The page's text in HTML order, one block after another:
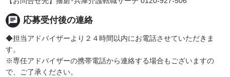
chat 応募受付後の連絡
◆担当アドバイザーより２４時間以内にお電話させていただきま
す。
※専任アドバイザーの携帯電話から連絡する場合もございますの
で、ご了承ください。